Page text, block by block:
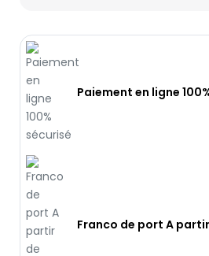
Paiement en ligne
Franco de port A